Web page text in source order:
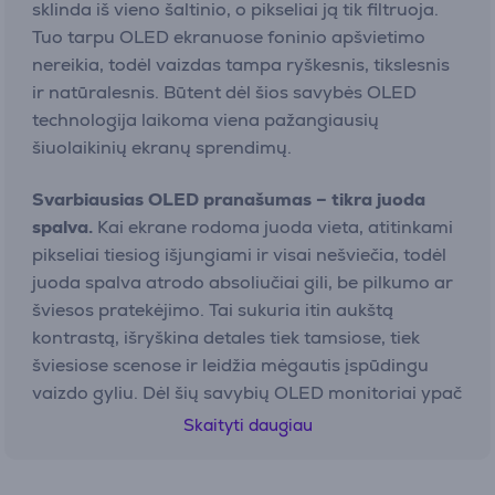
sklinda iš vieno šaltinio, o pikseliai ją tik filtruoja.
Tuo tarpu OLED ekranuose foninio apšvietimo
nereikia, todėl vaizdas tampa ryškesnis, tikslesnis
ir natūralesnis. Būtent dėl šios savybės OLED
technologija laikoma viena pažangiausių
šiuolaikinių ekranų sprendimų.
Svarbiausias OLED pranašumas – tikra juoda
spalva. Kai ekrane rodoma juoda vieta, atitinkami
pikseliai tiesiog išjungiami ir visai nešviečia, todėl
juoda spalva atrodo absoliučiai gili, be pilkumo ar
šviesos pratekėjimo. Tai sukuria itin aukštą
kontrastą, išryškina detales tiek tamsiose, tiek
šviesiose scenose ir leidžia mėgautis įspūdingu
vaizdo gyliu. Dėl šių savybių OLED monitoriai ypač
vertinami ten, kur svarbi maksimali vaizdo kokybė
Skaityti daugiau